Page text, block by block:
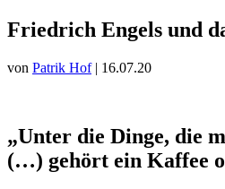
Friedrich Engels und
von Patrik Hof| 16.07.20
„Unter die Dinge, die
(…) gehört ein Kaffee